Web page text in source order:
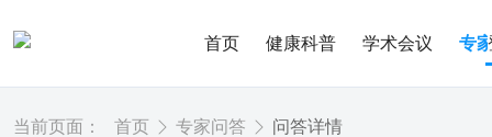
首页 健康科普 学术会议 专
当前页面： 首页 专家问答 问答详情